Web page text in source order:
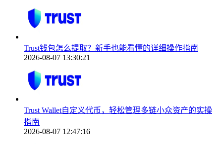
Trust钱包怎么提取？新手也能看懂的详细操作指南
2026-08-07 13:30:21
Trust Wallet自定义代币，轻松管理多链小众资产的实操
指南
2026-08-07 12:47:16